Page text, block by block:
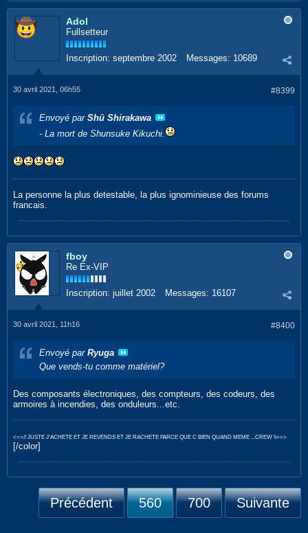
Adol
Fullsetteur
Inscription: septembre 2002 Messages: 10689
#8399
30 avril 2021, 06h55
Envoyé par Shû Shirakawa
- La mort de Shunsuke Kikuchi.
La personne la plus detestable, la plus ignominieuse des forums
francais.
fboy
Re Ex-VIP
Inscription: juillet 2002 Messages: 16107
#8400
30 avril 2021, 11h16
Envoyé par Ryuga
Que vends-tu comme matériel?
Des composants électroniques, des compteurs, des codeurs, des
armoires à incendies, des onduleurs...etc.
<==// JUSTE J'ACHETE ET JE REVENDS ET JE RACHETE PARCE QUE C BIEN QUAND MEME ...CREW \\==>
[/color]
Précédent 560 700 Suivante